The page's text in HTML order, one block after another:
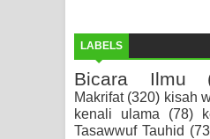
LABELS
Bicara Ilmu
Makrifat (320) kisah
kenali ulama
(78)
Tasawwuf Tauhid